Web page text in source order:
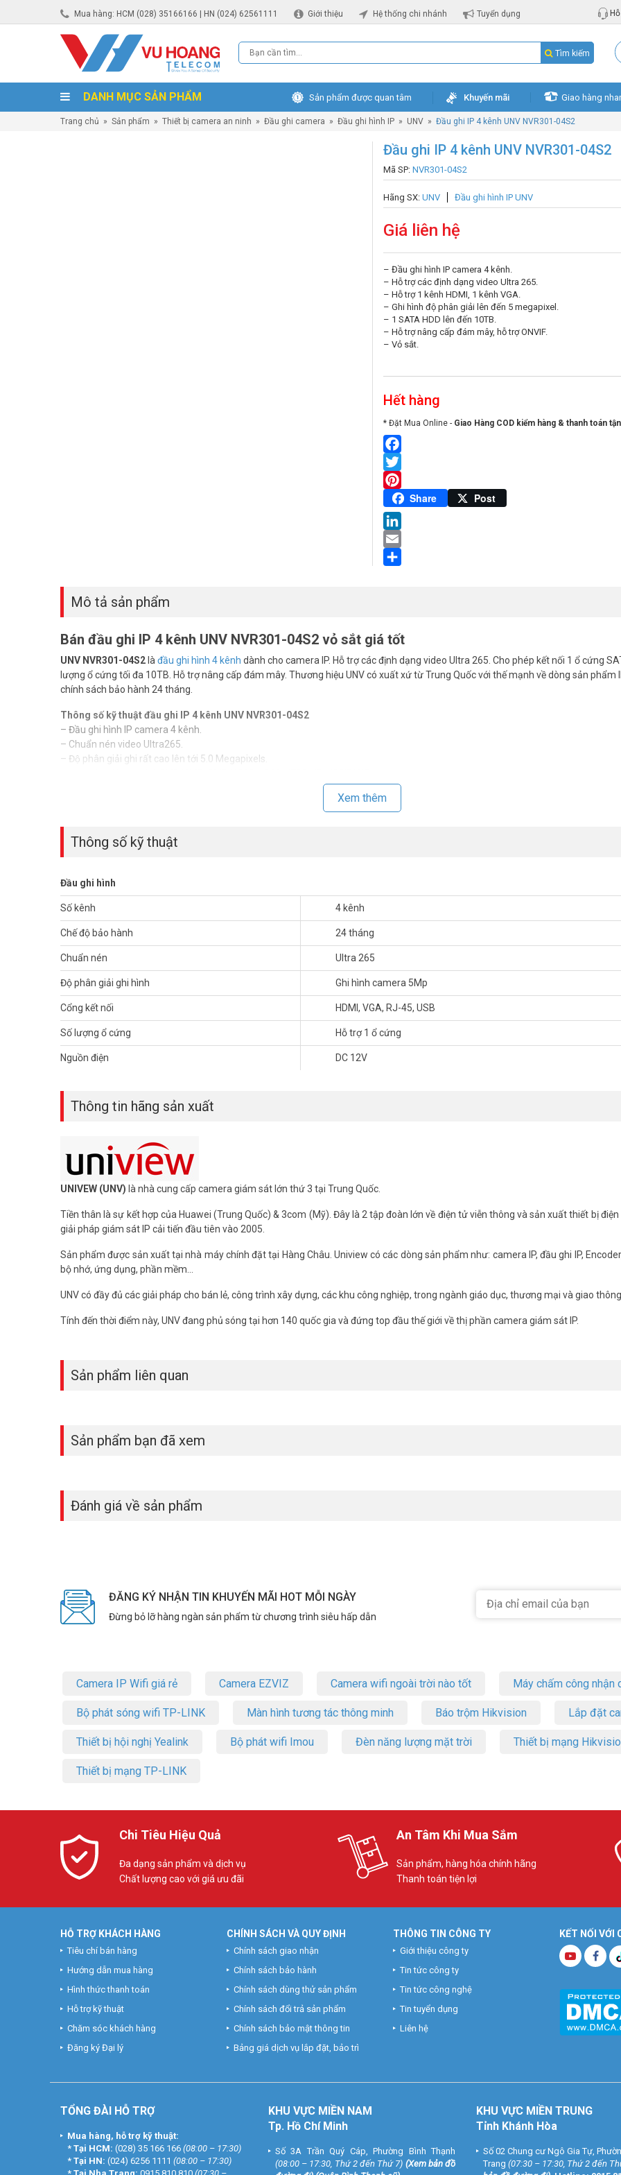
Mua hàng: HCM (028) 35166166 | HN (024) 62561111 Giới thiệu Hệ thống chi nhánh Tuyển dụng Hỗ
Tìm kiếm
DANH MỤC SẢN PHẨM Sản phẩm được quan tâm Khuyến mãi Giao hàng
Trang chủ » Sản phẩm » Thiết bị camera an ninh » Đầu ghi camera » Đầu ghi hình IP » UNV » Đầu ghi IP 4 kênh UNV NVR301-04S2
Đầu ghi IP 4 kênh UNV NVR301-04S2
Mã SP: NVR301-04S2
Hãng SX: UNV Đầu ghi hình IP UNV
Giá liên hệ
– Đầu ghi hình IP camera 4 kênh.
– Hỗ trợ các định dạng video Ultra 265.
– Hỗ trợ 1 kênh HDMI, 1 kênh VGA.
– Ghi hình độ phân giải lên đến 5 megapixel.
– 1 SATA HDD lên đến 10TB.
– Hỗ trợ nâng cấp đám mây, hỗ trợ ONVIF.
– Vỏ sắt.
Hết hàng
* Đặt Mua Online - Giao Hàng COD kiểm hàng & thanh toán
Facebook
Twitter
Pinterest
Share Post
LinkedIn
Email
Mô tả sản phẩm
Bán đầu ghi IP 4 kênh UNV NVR301-04S2 vỏ sắt giá tốt
UNV NVR301-04S2là đầu ghi hình 4 kênh dành cho camera IP. Hỗ trợ các định dạng video Ultra 265. Cho phép kết nối 1 ổ cứng
lượng ổ cứng tối đa 10TB. Hỗ trợ nâng cấp đám mây. Thương hiệu UNV có xuất xứ từ Trung Quốc với thế mạnh về dòng sản phẩm
chính sách bảo hành 24 tháng.
Thông số kỹ thuật đầu ghi IP 4 kênh UNV NVR301-04S2
– Đầu ghi hình IP camera 4 kênh.
– Chuẩn nén video Ultra265.
– Độ phân giải ghi rất cao lên tới 5.0 Megapixels.
– Hỗ trợ 1 đầu ra VGA, 1 đầu ra HDMI. 1 cổng USB2.0 và 1 cổng USB 3.0.
– Hỗ trợ 1 ổ HDD dung lượng tối đa mỗi ổ 10TB. Kèm chuột và nguồn.
– Miễn phí 1 host chính hãng trọn đời sản phẩm.
– Chất liệu: vỏ sắt.
– Xuất xứ: Trung Quốc.
– Bảo hành: 24 tháng.
Để cập nhật thông tin giá đầu ghi hình UNV mới nhất, quý khách hàng vui lòng liên hệ HOTLINE 1900 9259 để được hỗ trợ tốt nhất.
Tham khảo các kênh thông tin khác:
– Facebook:https://www.facebook.com/vuhoangtelecom/
– Youtube:https://www.youtube.com/c/VuhoangTVChannel
– Website: https://vuhoangtelecom.vn/
Xem thêm
Thông số kỹ thuật
Đầu ghi hình
Số kênh 4 kênh
Chế độ bảo hành 24 tháng
Chuẩn nén Ultra 265
Độ phân giải ghi hình Ghi hình camera 5Mp
Cổng kết nối HDMI, VGA, RJ-45, USB
Số lượng ổ cứng Hỗ trợ 1 ổ cứng
Nguồn điện DC 12V
Thông tin hãng sản xuất
UNIVEW (UNV) là nhà cung cấp camera giám sát lớn thứ 3 tại Trung Quốc.
Tiền thân là sự kết hợp của Huawei (Trung Quốc) & 3com (Mỹ). Đây là 2 tập đoàn lớn về điện tử viễn thông và sản xuất thiết bị
giải pháp giám sát IP cải tiến đầu tiên vào 2005.
Sản phẩm được sản xuất tại nhà máy chính đặt tại Hàng Châu. Uniview có các dòng sản phẩm như: camera IP, đầu ghi IP,
bộ nhớ, ứng dụng, phần mềm...
UNV có đầy đủ các giải pháp cho bán lẻ, công trình xây dựng, các khu công nghiệp, trong ngành giáo dục, thương mại và giao thông
Tính đến thời điểm này, UNV đang phủ sóng tại hơn 140 quốc gia và đứng top đầu thế giới về thị phần camera giám sát IP.
Sản phẩm liên quan
Sản phẩm bạn đã xem
Đánh giá về sản phẩm
ĐĂNG KÝ NHẬN TIN KHUYẾN MÃI HOT MỖI NGÀY
Đừng bỏ lỡ hàng ngàn sản phẩm từ chương trình siêu hấp dẫn
Camera IP Wifi giá rẻ Camera EZVIZ Camera wifi ngoài trời nào tốt Máy chấm công nhận
Bộ phát sóng wifi TP-LINK Màn hình tương tác thông minh Báo trộm Hikvision Lắp đặt
Thiết bị hội nghị Yealink Bộ phát wifi Imou Đèn năng lượng mặt trời Thiết bị mạng
Thiết bị mạng TP-LINK
Chi Tiêu Hiệu Quả
Đa dạng sản phẩm và dịch vụ
Chất lượng cao với giá ưu đãi
An Tâm Khi Mua Sắm
Sản phẩm, hàng hóa chính hãng
Thanh toán tiện lợi
KẾT NỐI VỚI
HỖ TRỢ KHÁCH HÀNG
Tiêu chí bán hàng
Hướng dẫn mua hàng
Hình thức thanh toán
Hỗ trợ kỹ thuật
Chăm sóc khách hàng
Đăng ký Đại lý
CHÍNH SÁCH VÀ QUY ĐỊNH
Chính sách giao nhận
Chính sách bảo hành
Chính sách dùng thử sản phẩm
Chính sách đổi trả sản phẩm
Chính sách bảo mật thông tin
Bảng giá dịch vụ lắp đặt, bảo trì
THÔNG TIN CÔNG TY
Giới thiệu công ty
Tin tức công ty
Tin tức công nghệ
Tin tuyển dụng
Liên hệ
TỔNG ĐÀI HỖ TRỢ
Mua hàng, hỗ trợ kỹ thuật:
* Tại HCM: (028) 35 166 166 (08:00 – 17:30)
* Tại HN: (024) 6256 1111 (08:00 – 17:30)
* Tại Nha Trang: 0915 810 810 (07:30 –
KHU VỰC MIỀN NAM
Tp. Hồ Chí Minh
Số 3A Trần Quý Cáp, Phường Bình Thạnh
(08:00 – 17:30, Thứ 2 đến Thứ 7) (Xem bản đồ
KHU VỰC MIỀN TRUNG
Tỉnh Khánh Hòa
Số 02 Chung cư Ngô Gia Tự,
Trang (07:30 – 17:30, Thứ 2 đến